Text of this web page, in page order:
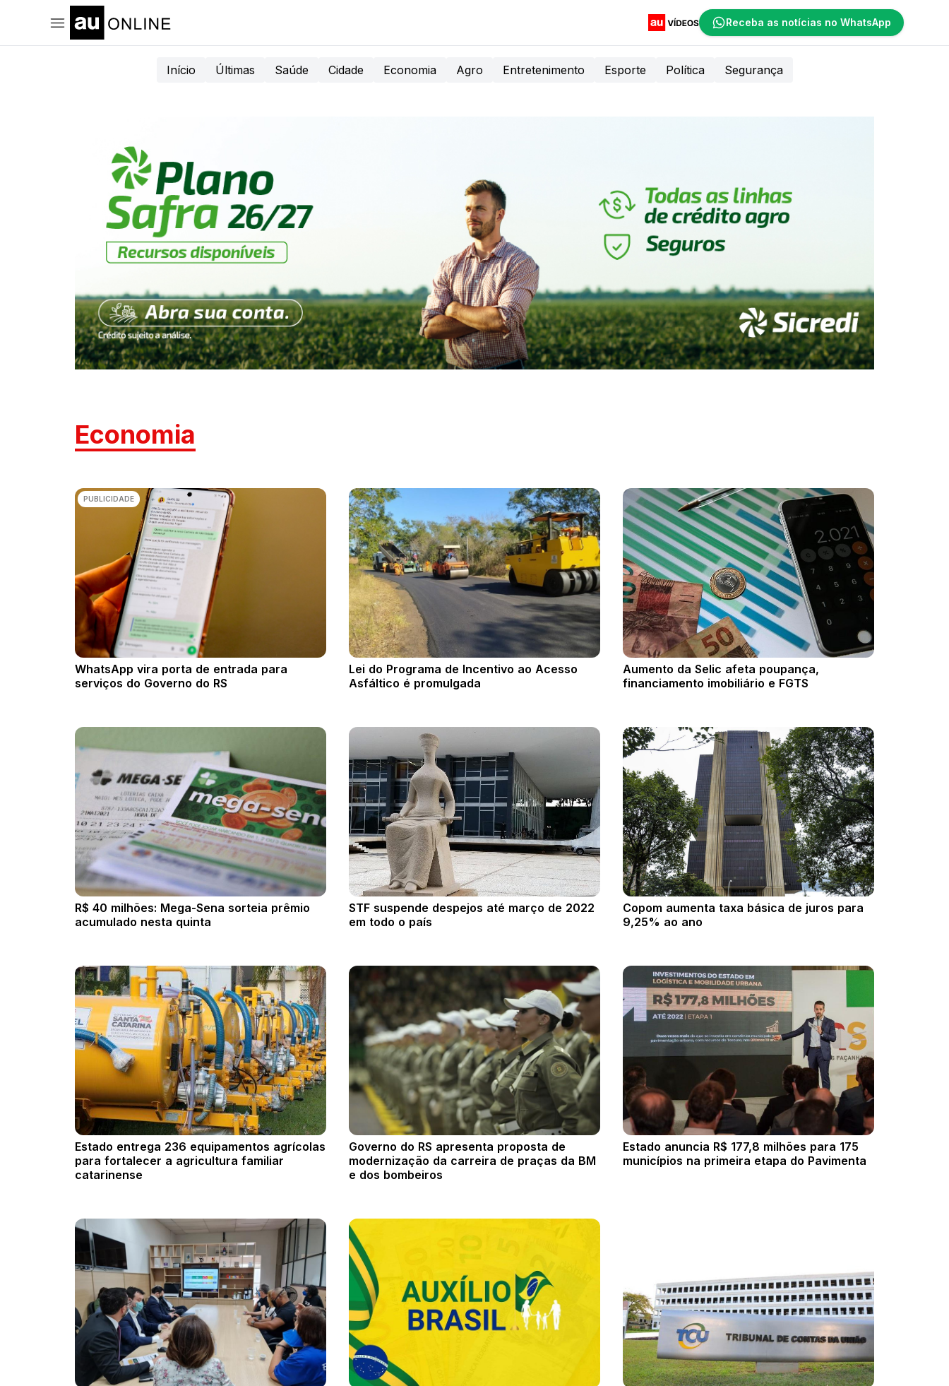
Receba as notícias no WhatsApp
Início Últimas Saúde Cidade Economia Agro Entretenimento Esporte Política Segurança
Economia
PUBLICIDADE
WhatsApp vira porta de entrada para
serviços do Governo do RS
Lei do Programa de Incentivo ao Acesso
Asfáltico é promulgada
Aumento da Selic afeta poupança,
financiamento imobiliário e FGTS
R$ 40 milhões: Mega-Sena sorteia prêmio
acumulado nesta quinta
STF suspende despejos até março de 2022
em todo o país
Copom aumenta taxa básica de juros para
9,25% ao ano
Estado entrega 236 equipamentos agrícolas
para fortalecer a agricultura familiar
catarinense
Governo do RS apresenta proposta de
modernização da carreira de praças da BM
e dos bombeiros
Estado anuncia R$ 177,8 milhões para 175
municípios na primeira etapa do Pavimenta